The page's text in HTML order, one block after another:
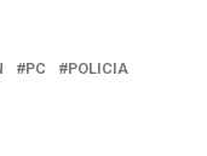
PC
POLICIA